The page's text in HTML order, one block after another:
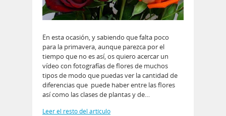
En esta ocasión, y sabiendo que falta poco
para la primavera, aunque parezca por el
tiempo que no es así, os quiero acercar un
vídeo con fotografías de flores de muchos
tipos de modo que puedas ver la cantidad de
diferencias que puede haber entre las flores
así como las clases de plantas y de…
Leer el resto del artículo